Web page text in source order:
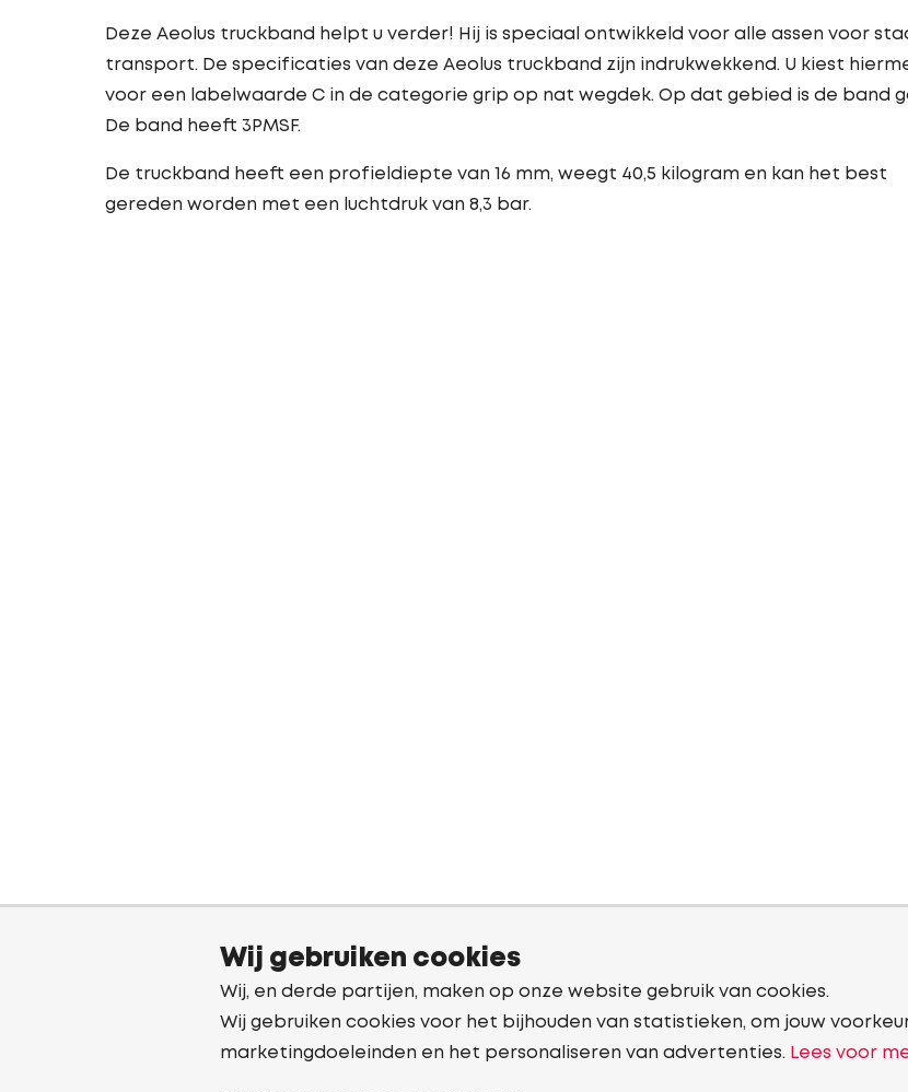
Deze Aeolus truckband helpt u verder! Hij is speciaal ontwikkeld voor alle assen voor
transport. De specificaties van deze Aeolus truckband zijn indrukwekkend. U kiest
voor een labelwaarde C in de categorie grip op nat wegdek. Op dat gebied is de band
De band heeft 3PMSF.
De truckband heeft een profieldiepte van 16 mm, weegt 40,5 kilogram en kan het best
gereden worden met een luchtdruk van 8,3 bar.
Wij gebruiken cookies
Wij, en derde partijen, maken op onze website gebruik van cookies.
Wij gebruiken cookies voor het bijhouden van statistieken, om jouw
marketingdoeleinden en het personaliseren van advertenties. Lees voor